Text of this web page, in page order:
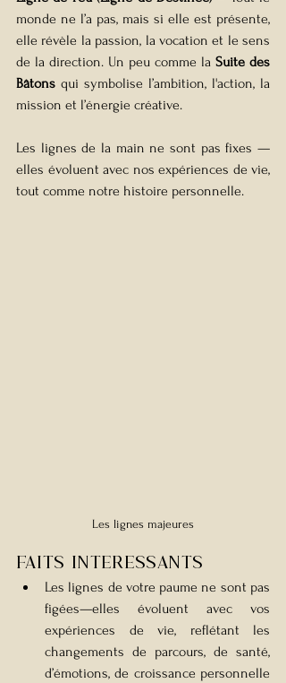
monde ne l’a pas, mais si elle est présente,
elle révèle la passion, la vocation et le sens
de la direction. Un peu comme la Suite des
Bâtons qui symbolise l’ambition, l'action, la
mission et l’énergie créative.
Les lignes de la main ne sont pas fixes —
elles évoluent avec nos expériences de vie,
tout comme notre histoire personnelle.
Les lignes majeures
FAITS INTeRESSANTS
Les lignes de votre paume ne sont pas
figées—elles évoluent avec vos
expériences de vie, reflétant les
changements de parcours, de santé,
d’émotions, de croissance personnelle